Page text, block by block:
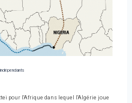
pour l'Afrique dans lequel l'Algérie joue